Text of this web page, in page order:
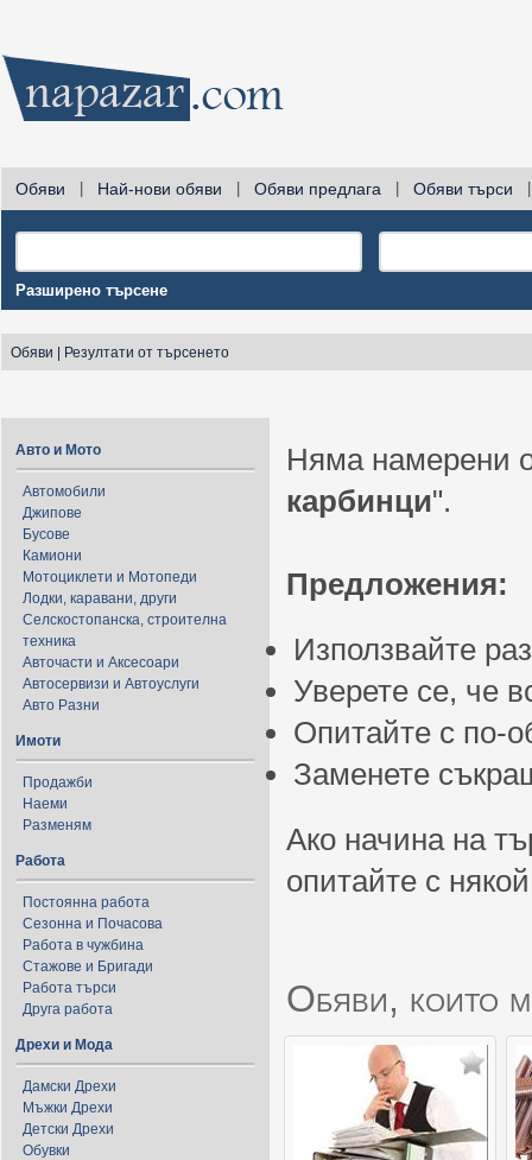
Обяви Най-нови обяви Обяви предлага Обяви търси
Разширено търсене
Обяви Резултати от търсенето
Авто и Мото
Автомобили
Джипове
Бусове
Камиони
Мотоциклети и Мотопеди
Лодки, каравани, други
Селскостопанска, строителна
техника
Авточасти и Аксесоари
Автосервизи и Автоуслуги
Авто Разни
Имоти
Продажби
Наеми
Разменям
Работа
Постоянна работа
Сезонна и Почасова
Работа в чужбина
Стажове и Бригади
Работа търси
Друга работа
Дрехи и Мода
Дамски Дрехи
Мъжки Дрехи
Детски Дрехи
Обувки
Няма намерени
карбинци".
Предложения:
Използвайте
Уверете се, че
Опитайте с по-
Заменете
Ако начина на
опитайте с
Обяви, които